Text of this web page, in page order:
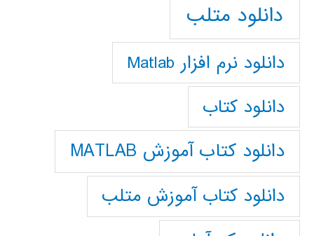
دانلود متلب
دانلود نرم افزار Matlab
دانلود کتاب
دانلود کتاب آموزش MATLAB
دانلود کتاب آموزش متلب